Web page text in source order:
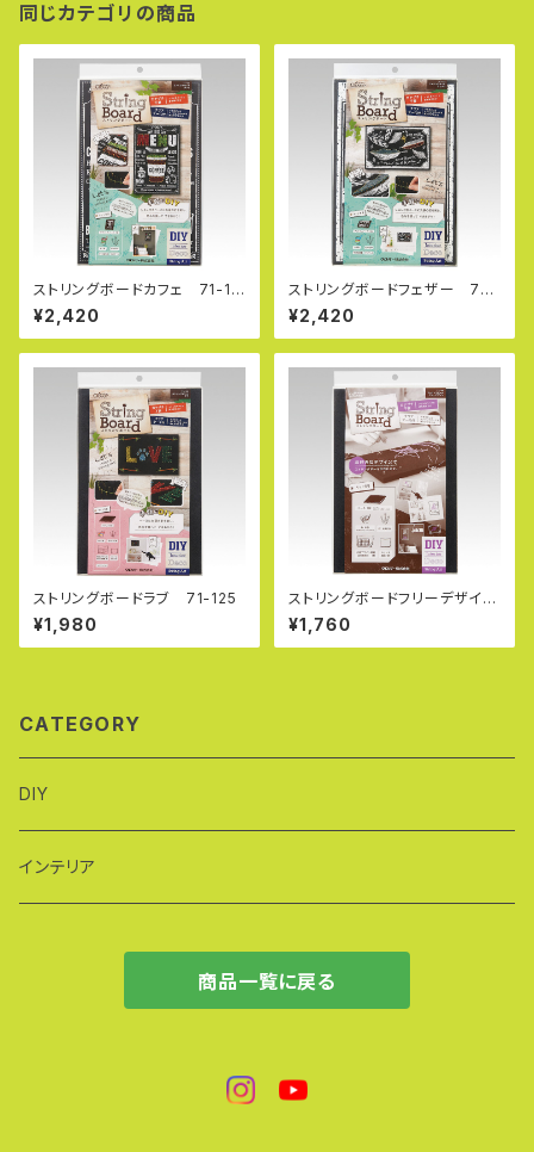
同じカテゴリの商品
ストリングボードカフェ 71-12
2
¥2,420
ストリングボードフェザー 71-
123
¥2,420
ストリングボードラブ 71-125
¥1,980
ストリングボードフリーデザイ
ン 71-126
¥1,760
CATEGORY
DIY
インテリア
商品一覧に戻る